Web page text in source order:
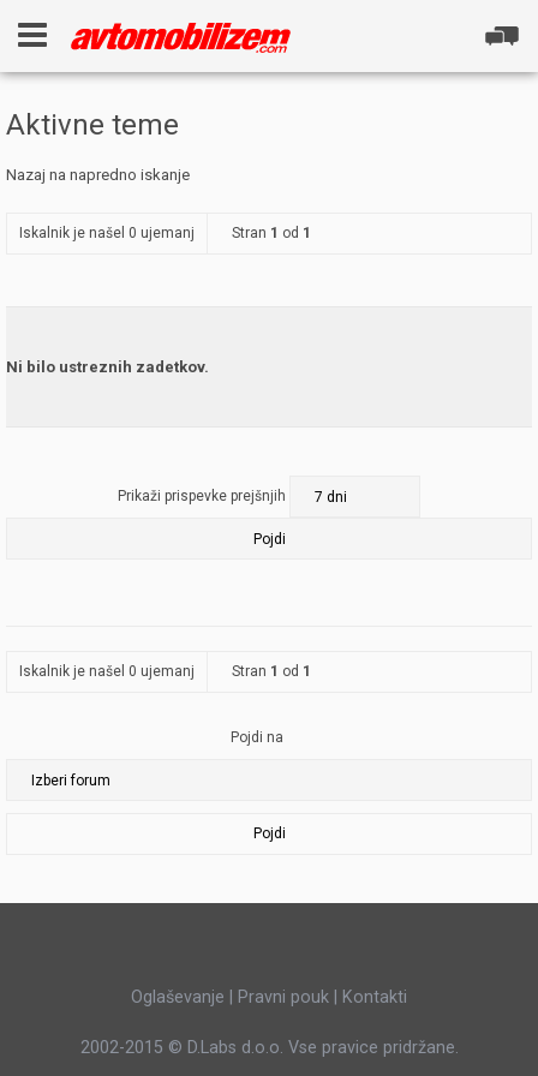
Aktivne teme
Nazaj na napredno iskanje
Iskalnik je našel 0 ujemanj Stran 1 od 1
Ni bilo ustreznih zadetkov.
Prikaži prispevke prejšnjih
Iskalnik je našel 0 ujemanj Stran 1 od 1
Pojdi na
Pojdi
Oglaševanje Pravni pouk Kontakti
2002-2015 © D.Labs d.o.o. Vse pravice pridržane.